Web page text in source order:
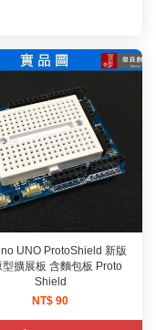
UNO ProtoShield 新版
型擴展板 含麵包板 Proto
Shield
NT$ 90